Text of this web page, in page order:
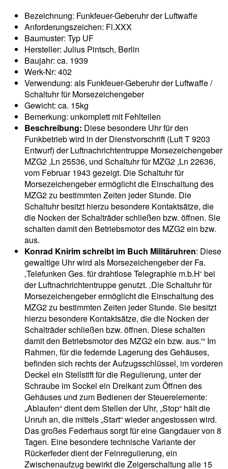
Bezeichnung: Funkfeuer-Geberuhr der Luftwaffe
Anforderungszeichen: Fl.XXX
Baumuster: Typ UF
Hersteller: Julius Pintsch, Berlin
Baujahr: ca. 1939
Werk-Nr: 402
Verwendung: als Funkfeuer-Geberuhr der Luftwaffe /
Schaltuhr für Morsezeichengeber
Gewicht: ca. 15kg
Bemerkung: unkomplett mit Fehlteilen
Beschreibung: Diese besondere Uhr für den
Funkbetrieb wird in der Dienstvorschrift (Luft T 9203
Entwurf) der Luftnachrichtentruppe Morsezeichengeber
MZG2 ,Ln 25536, und Schaltuhr für MZG2 ,Ln 22636,
vom Februar 1943 gezeigt. Die Schaltuhr für
Morsezeichengeber ermöglicht die Einschaltung des
MZG2 zu bestimmten Zeiten jeder Stunde. Die
Schaltuhr besitzt hierzu besondere Kontaktsätze, die
die Nocken der Schalträder schließen bzw. öffnen. Sie
schalten damit den Betriebsmotor des MZG2 ein bzw.
aus.
Konrad Knirim schreibt im Buch Militäruhren: Diese
gewaltige Uhr wird als Morsezeichengeber der Fa.
‚Telefunken Ges. für drahtlose Telegraphie m.b.H‘ bei
der Luftnachrichtentruppe genutzt. ‚Die Schaltuhr für
Morsezeichengeber ermöglicht die Einschaltung des
MZG2 zu bestimmten Zeiten jeder Stunde. Sie besitzt
hierzu besondere Kontaktsätze, die die Nocken der
Schalträder schließen bzw. öffnen. Diese schalten
damit den Betriebsmotor des MZG2 ein bzw. aus.'“ Im
Rahmen, für die federnde Lagerung des Gehäuses,
befinden sich rechts der Aufzugsschlüssel, im vorderen
Deckel ein Stellstift für die Regulierung, unter der
Schraube im Sockel ein Dreikant zum Öffnen des
Gehäuses und zum Bedienen der Steuerelemente:
„Ablaufen“ dient dem Stellen der Uhr, „Stop“ hält die
Unruh an, die mittels „Start“ wieder angestossen wird.
Das großes Federhaus sorgt für eine Gangdauer von 8
Tagen. Eine besondere technische Variante der
Rückerfeder dient der Feinregulierung, ein
Zwischenaufzug bewirkt die Zeigerschaltung alle 15